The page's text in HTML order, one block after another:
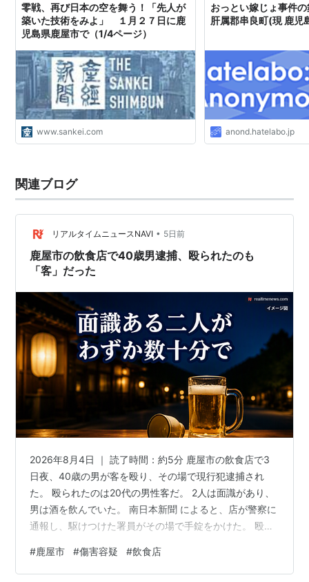
零戦、再び日本の空を舞う！「先人が
築いた技術をみよ」 １月２７日に鹿
児島県鹿屋市で（1/4ページ）
www.sankei.com
おっとい嫁じょ事件
肝属郡串良町(現 鹿児
anond.hatelabo.jp
関連ブログ
リアルタイムニュースNAVI • 5日前
鹿屋市の飲食店で40歳男逮捕、殴られたのも
「客」だった
2026年8月4日 ｜ 読了時間：約5分 鹿屋市の飲食店で3
日夜、40歳の男が客を殴り、その場で現行犯逮捕され
た。 殴られたのは20代の男性客だ。 2人は面識があり、
男は酒を飲んでいた。 南日本新聞 によると、店が警察に
通報し、駆けつけた署員がその場で手錠をかけた。 殴っ
かっているのは、ふだん顔を知っている相手を、酒の入
った男が数発殴ったという事実だ。 面識のある2人が、
#鹿屋市 #傷害容疑 #飲食店